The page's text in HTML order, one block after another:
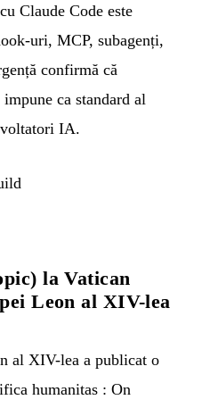
Claude Code este
uri, MCP, subagenți,
confirmă că
ca standard al
IA.
la Vatican
Leon al XIV-lea
al XIV-lea a publicat o
humanitas : On